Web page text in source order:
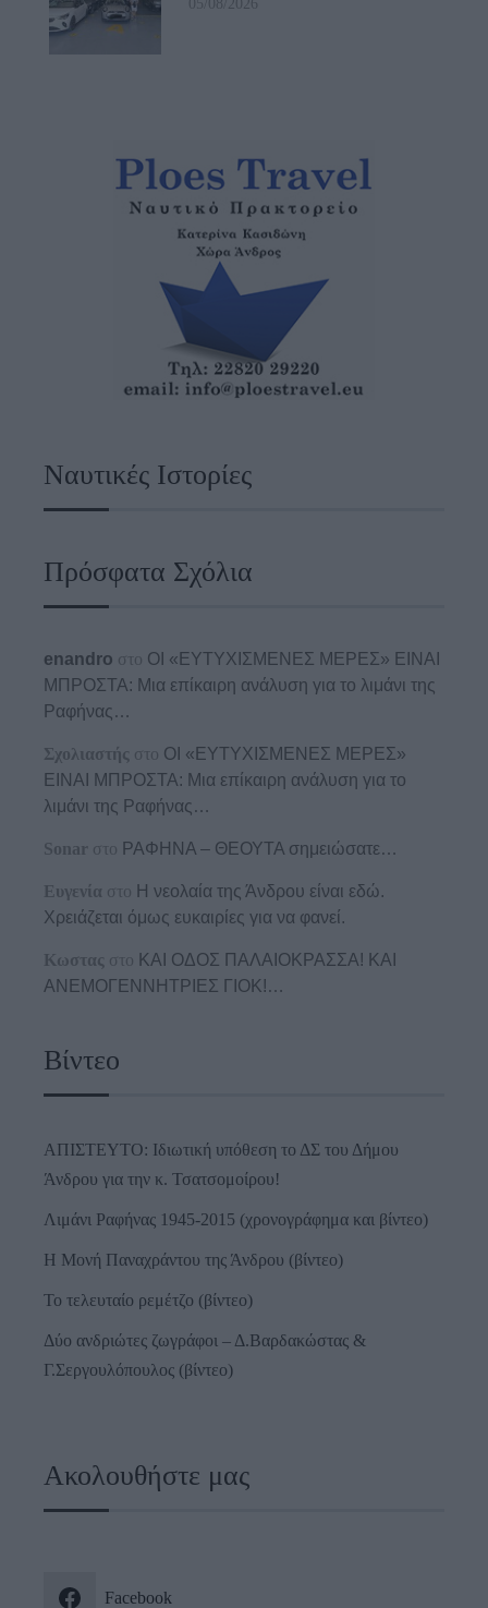
05/08/2026
Ναυτικές Ιστορίες
Πρόσφατα Σχόλια
enandro στο ΟΙ «ΕΥΤΥΧΙΣΜΕΝΕΣ ΜΕΡΕΣ» ΕΙΝΑΙ
ΜΠΡΟΣΤΑ: Μια επίκαιρη ανάλυση για το λιμάνι της
Ραφήνας…
Σχολιαστής στο ΟΙ «ΕΥΤΥΧΙΣΜΕΝΕΣ ΜΕΡΕΣ»
ΕΙΝΑΙ ΜΠΡΟΣΤΑ: Μια επίκαιρη ανάλυση για το
λιμάνι της Ραφήνας…
Sonar στο ΡΑΦΗΝΑ – ΘΕΟΥΤΑ σημειώσατε…
Ευγενία στο Η νεολαία της Άνδρου είναι εδώ.
Χρειάζεται όμως ευκαιρίες για να φανεί.
Κωστας στο ΚΑΙ ΟΔΟΣ ΠΑΛΑIΟΚΡΑΣΣΑ! ΚΑΙ
ΑΝΕΜΟΓΕΝΝΗΤΡΙΕΣ ΓΙΟΚ!…
Βίντεο
ΑΠΙΣΤΕΥΤΟ: Ιδιωτική υπόθεση το ΔΣ του Δήμου
Άνδρου για την κ. Τσατσομοίρου!
Λιμάνι Ραφήνας 1945-2015 (χρονογράφημα και βίντεο)
Η Μονή Παναχράντου της Άνδρου (βίντεο)
Το τελευταίο ρεμέτζο (βίντεο)
Δύο ανδριώτες ζωγράφοι – Δ.Βαρδακώστας &
Γ.Σεργουλόπουλος (βίντεο)
Ακολουθήστε μας
Facebook